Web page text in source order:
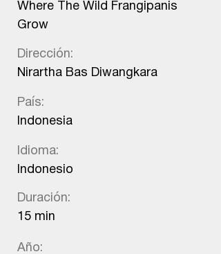
Where The Wild Frangipanis
Grow
Dirección:
Nirartha Bas Diwangkara
País:
Indonesia
Idioma:
Indonesio
Duración:
15 min
Año: